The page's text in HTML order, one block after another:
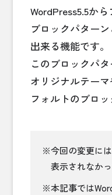
WordPress5.5か
ブロックパター
出来る機能です。
このブロックパ
オリジナルテー
フォルトのブロ
※今回の変更に
表示されなか
※本記事では